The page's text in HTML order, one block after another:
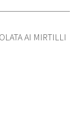
AI MIRTILLI